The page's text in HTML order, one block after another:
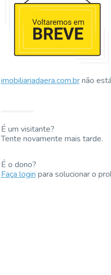
imobiliariadaera.com.brnão
É um visitante?
Tente novamente mais tarde.
É o dono?
Faça login para solucionar o